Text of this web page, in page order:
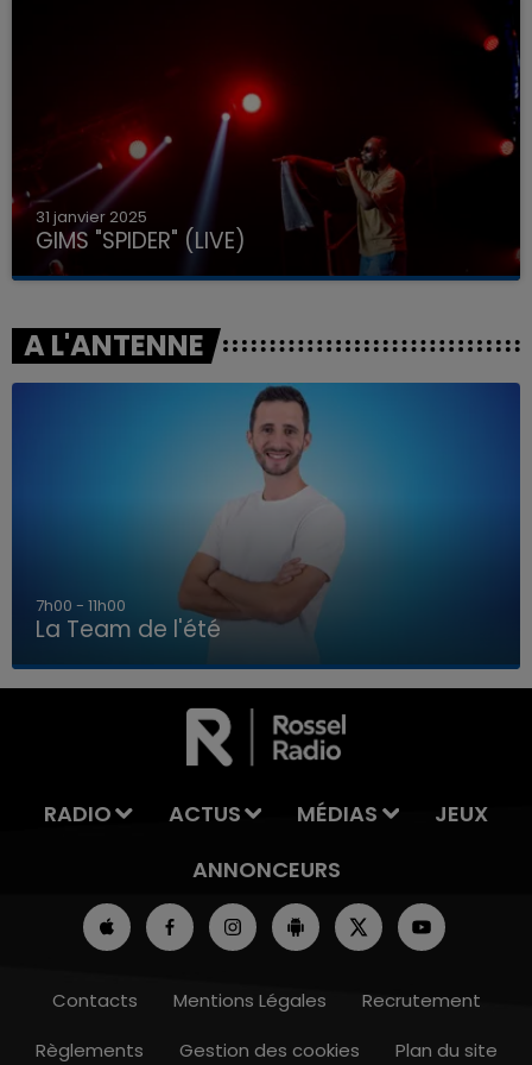
LA TEAM DE L'ÉTÉ
31 janvier 2025
GIMS "SPIDER" (LIVE)
A L'ANTENNE
7h00 - 11h00
La Team de l'été
RADIO ACTUS MÉDIAS
JEUX
ANNONCEURS
Contacts Mentions Légales
Recrutement
Règlements
Gestion des cookies Plan du site